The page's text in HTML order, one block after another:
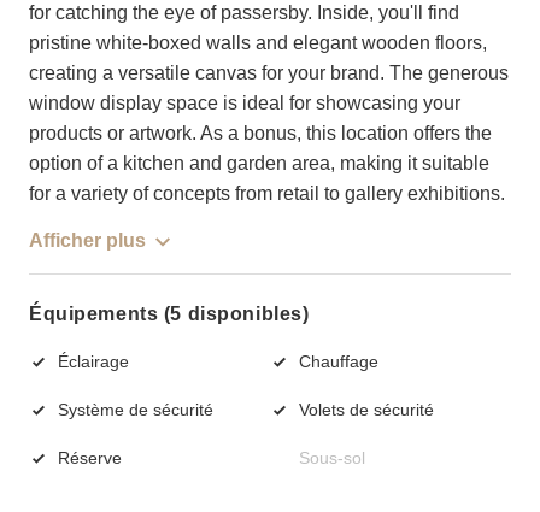
for catching the eye of passersby. Inside, you'll find
pristine white-boxed walls and elegant wooden floors,
creating a versatile canvas for your brand. The generous
window display space is ideal for showcasing your
products or artwork. As a bonus, this location offers the
option of a kitchen and garden area, making it suitable
for a variety of concepts from retail to gallery exhibitions.
Afficher plus
Équipements (5 disponibles)
Éclairage Chauffage
Système de sécurité Volets de sécurité
Réserve Sous-sol